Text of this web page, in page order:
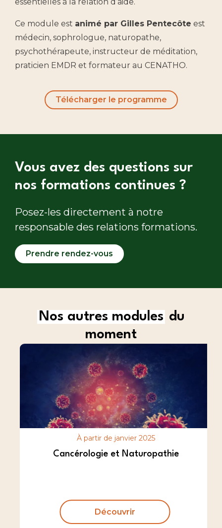
essentielles à la relation d’aide.
Ce module est animé par Gilles Pentecôte est
médecin, sophrologue, naturopathe,
psychothérapeute, instructeur de méditation,
praticien EMDR et formateur au CENATHO.
Télécharger le programme
Vous avez des questions sur
nos formations continues ?
Posez-les directement à notre
responsable des relations formations.
Prendre rendez-vous
Nos autres modules du
moment
À partir de janvier 2025
Cancérologie et Naturopathie
Découvrir